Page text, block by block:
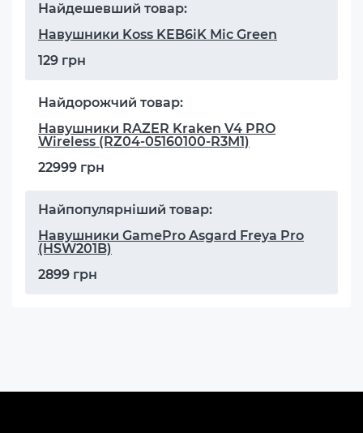
Найдешевший товар:
Навушники Koss KEB6iK Mic Green
129 грн
Найдорожчий товар:
Навушники RAZER Kraken V4 PRO
Wireless (RZ04-05160100-R3M1)
22999 грн
Найпопулярніший товар:
Навушники GamePro Asgard Freya Pro
(HSW201B)
2899 грн